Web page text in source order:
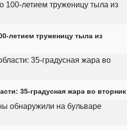
летием труженицу тыла из
35-градусная жара во вторник